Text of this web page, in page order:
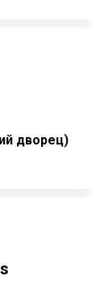
дворец)